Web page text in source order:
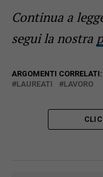
Continua a
segui la nostra
ARGOMENTI CORRELATI:
LAUREATI
LAVORO